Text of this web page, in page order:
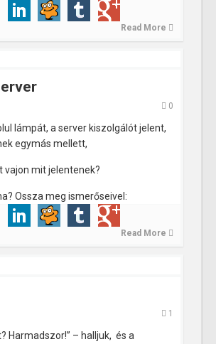
Read More
0
lámpát, a server kiszolgálót jelent,
egymás mellett,
vajon mit jelentenek?
Ossza meg ismerőseivel:
Read More
1
Harmadszor!” – halljuk, és a